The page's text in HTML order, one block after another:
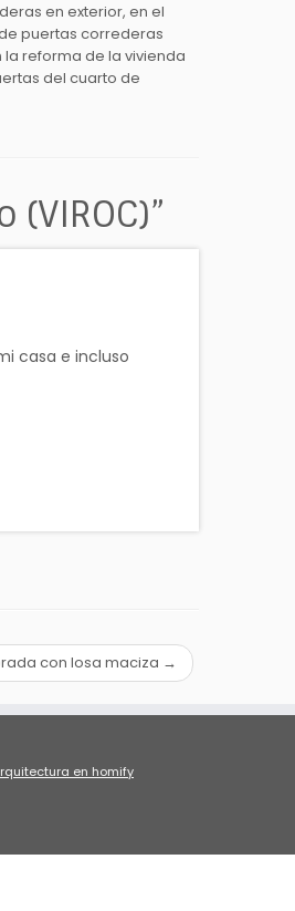
en exterior, en el
puertas correderas
la reforma de la vivienda
del cuarto de
”
casa e incluso
con losa maciza →